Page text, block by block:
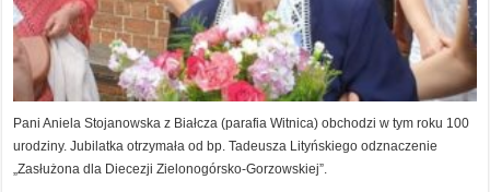
Pani Aniela Stojanowska z Białcza (parafia Witnica) obchodzi w tym roku 100
urodziny. Jubilatka otrzymała od bp. Tadeusza Lityńskiego odznaczenie
„Zasłużona dla Diecezji Zielonogórsko-Gorzowskiej”.